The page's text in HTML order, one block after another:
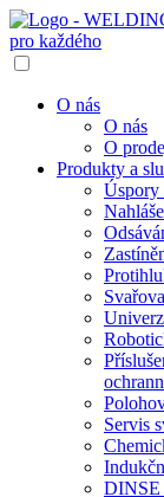
O nás
O nás
O
Produkty a
Úspory
Servis
DINSE